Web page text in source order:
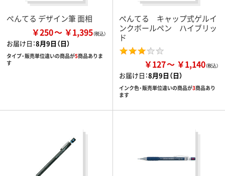
ぺんてる デザイン筆 面相
￥250 ￥1,395
お届け日：8月9日（日）
タイプ・販売単位違いの商品が5商品ありま
す
ぺんてる キャップ式ゲルイ
ンクボールペン ハイブリッ
ド
￥127 ￥1,140
お届け日：8月9日（日）
インク色・販売単位違いの商品が3商品あり
ます